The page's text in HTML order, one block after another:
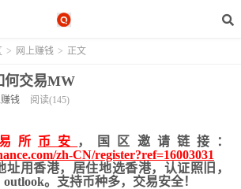
> 网上赚钱 > 正文
何交易MW
钱 阅读(145)
所 币安
，国区邀请链接：
zh-CN/register?ref=16003031
址用香港，居住地选香港，认证照旧，
。支持币种多，交易安全！